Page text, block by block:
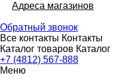
Адреса магазинов
Обратный звонок
Все контакты Контакты
Каталог товаров Каталог
+7 (4812) 567-888
Меню